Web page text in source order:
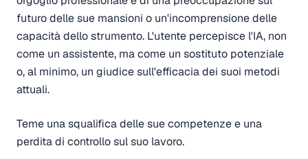
futuro delle sue mansioni o un'incomprensione delle
capacità dello strumento. L'utente percepisce l'IA, non
come un assistente, ma come un sostituto potenziale
o, al minimo, un giudice sull'efficacia dei suoi metodi
attuali.
Teme una squalifica delle sue competenze e una
perdita di controllo sul suo lavoro.